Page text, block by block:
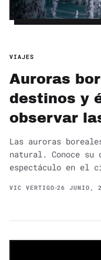
VIAJES
Auroras
destinos y
observar
Las auroras
natural. Conoce
espectáculo en el
VIC VERTIGO 26 JUNIO,